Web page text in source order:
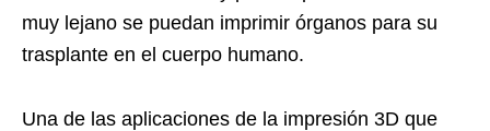
muy lejano se puedan imprimir órganos para su
trasplante en el cuerpo humano.
Una de las aplicaciones de la impresión 3D que